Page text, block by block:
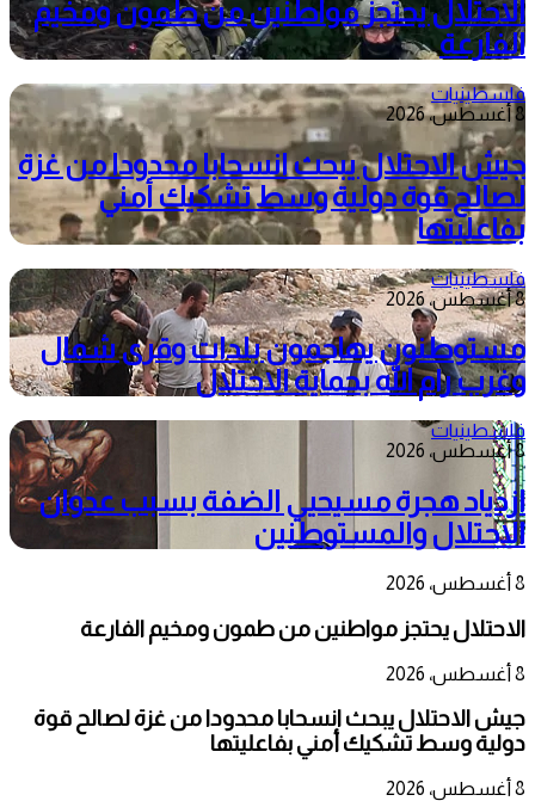
الاحتلال يحتجز مواطنين من طمون ومخيم
الفارعة
فلسطينيات
8 أغسطس، 2026
جيش الاحتلال يبحث انسحابا محدودا من غزة
لصالح قوة دولية وسط تشكيك أمني
بفاعليتها
فلسطينيات
8 أغسطس، 2026
مستوطنون يهاجمون بلدات وقرى شمال
وغرب رام الله بحماية الاحتلال
فلسطينيات
8 أغسطس، 2026
ازدياد هجرة مسيحيي الضفة بسبب عدوان
الاحتلال والمستوطنين
8 أغسطس، 2026
الاحتلال يحتجز مواطنين من طمون ومخيم الفارعة
8 أغسطس، 2026
جيش الاحتلال يبحث انسحابا محدودا من غزة لصالح قوة
دولية وسط تشكيك أمني بفاعليتها
8 أغسطس، 2026